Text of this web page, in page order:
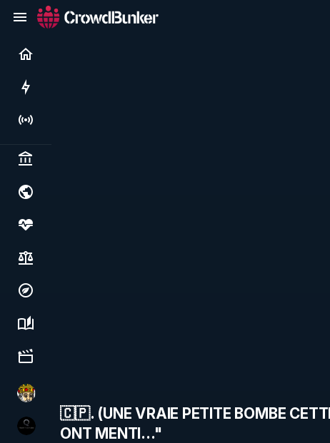
Live
Politics & institutions
Society, justice & freedoms
Economy, environment & technology
Science, history & spirituality
Culture, media & entertainment
Textes Sacrés & Maîtres Spirituels
La vérité
🇨🇵. (UNE VRAIE PETITE BOMBE
ONT MENTI..."